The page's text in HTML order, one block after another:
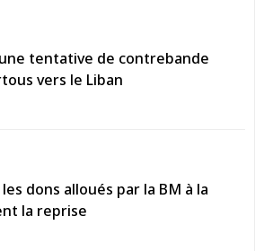
tentative de contrebande
vers le Liban
dons alloués par la BM à la
la reprise